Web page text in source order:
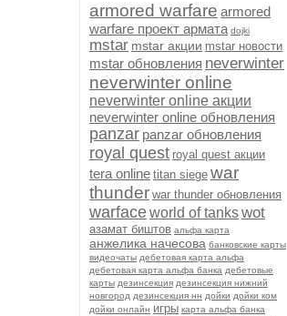
armored warfare armored
warfare проект армата dojki
mstar mstar акции mstar новости
mstar обновления neverwinter
neverwinter online
neverwinter online акции
neverwinter online обновления
panzar panzar обновления
royal quest royal quest акции
tera online titan siege war
thunder war thunder обновления
warfaceworld of tankswot
азамат биштов альфа карта
анжелика начесова банковские карты
видеочаты дебетовая карта альфа
дебетовая карта альфа банка дебетовые
карты дезинсекция дезинсекция нижний
новгород дезинсекция нн дойки дойки ком
дойки онлайн игры карта альфа банка